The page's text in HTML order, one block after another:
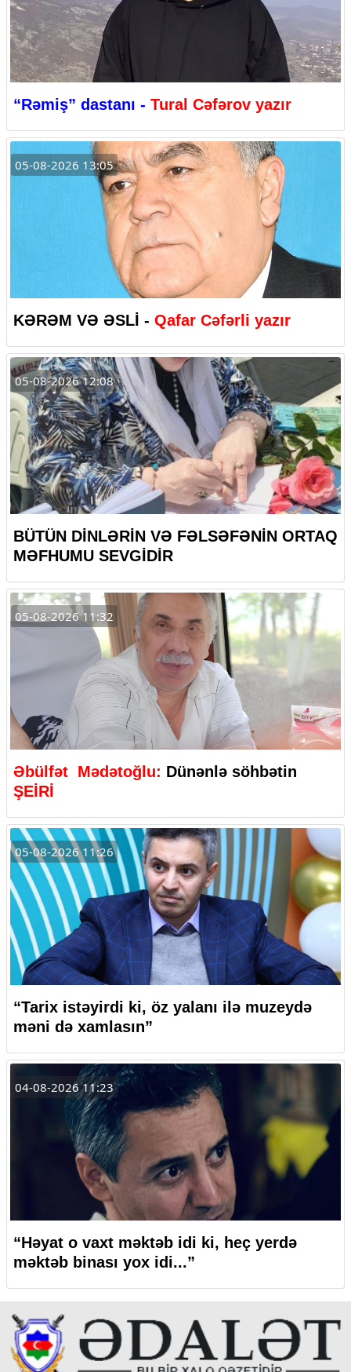
“Rəmiş” dastanı - Tural Cəfərov yazır
05-08-2026 13:05
KƏRƏM VƏ ƏSLİ - Qafar Cəfərli yazır
05-08-2026 12:08
BÜTÜN DİNLƏRİN VƏ FƏLSƏFƏNİN ORTAQ
MƏFHUMU SEVGİDİR
05-08-2026 11:32
Əbülfət Mədətoğlu: Dünənlə söhbətin
ŞEİRİ
05-08-2026 11:26
“Tarix istəyirdi ki, öz yalanı ilə muzeydə
məni də xamlasın”
04-08-2026 11:23
“Həyat o vaxt məktəb idi ki, heç yerdə
məktəb binası yox idi...”